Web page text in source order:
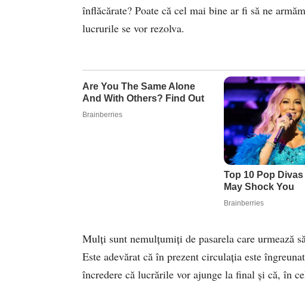
înflăcărate? Poate că cel mai bine ar fi să ne
lucrurile se vor rezolva.
Mulți sunt nemulțumiți de pasarela care urmează
Este adevărat că în prezent circulația este
încredere că lucrările vor ajunge la final și că, în